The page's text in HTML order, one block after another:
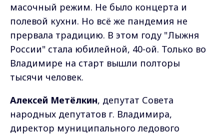
масочный режим. Не было концерта и
полевой кухни. Но всё же пандемия не
прервала традицию. В этом году "Лыжня
России" стала юбилейной, 40-ой. Только во
Владимире на старт вышли полторы
тысячи человек.
Алексей Метёлкин, депутат Совета
народных депутатов г. Владимира,
директор муниципального ледового